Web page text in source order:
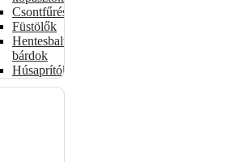
Csontfűrészek
Füstölők
Hentesbalták,
bárdok
Húsaprítók